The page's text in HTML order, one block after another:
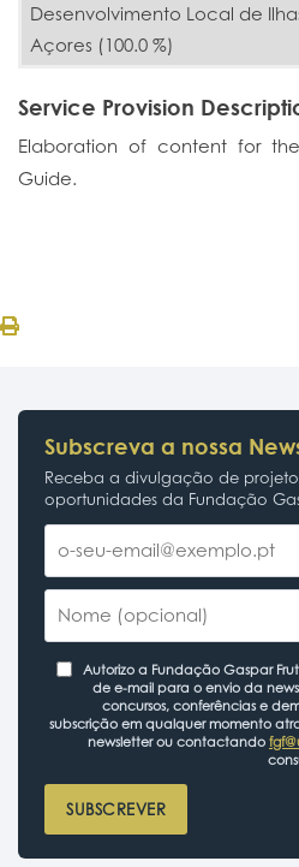
Desenvolvimento Local de
Açores (100.0 %)
Service Provision
Elaboration of content for
Guide.
Subscreva a nossa
Receba a divulgação de
oportunidades da Fundação
Autorizo a Fundação Gaspar
de e-mail para o envio da
concursos, conferências e
subscrição em qualquer momento
newsletter ou contactando
SUBSCREVER